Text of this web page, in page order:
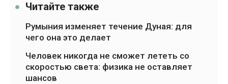
Читайте также
Румыния изменяет течение Дуная: для
чего она это делает
Человек никогда не сможет лететь со
скоростью света: физика не оставляет
шансов